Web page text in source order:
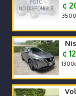
¢
¢